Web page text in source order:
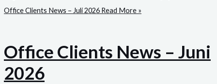
Office Clients News – Juli 2026 Read More »
Office Clients News – Juni
2026